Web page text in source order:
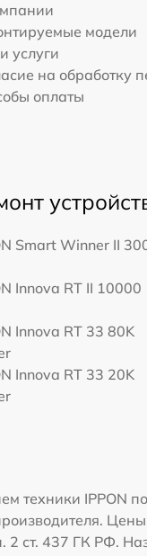
модели
услуги
на обработку
оплаты
Smart Winner II
Innova RT II 10000
Innova RT 33 80K
Innova RT 33 20K
IPPON
ст. 437 ГК РФ.